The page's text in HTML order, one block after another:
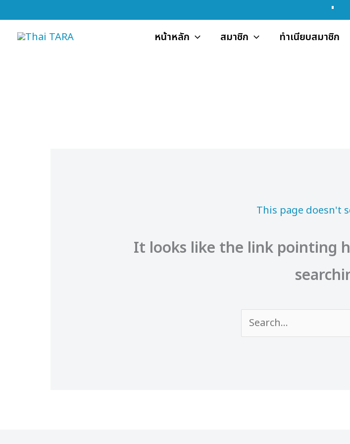
content
หน้าหลัก สมาชิก ทำเนียบสมาชิก
This page doesn't
It looks like the link pointing
Search